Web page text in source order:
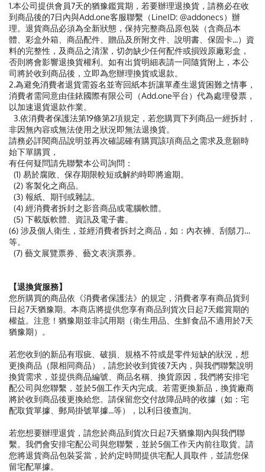
1.本公司提供會員7天的猶豫鑑賞期，若要辦理退換貨，請務必在收
到商品後的7日內與Add.one客服聯繫（LineID: @addonecs）辦
理。退貨商品必須為全新狀態，保持完整商品原包裝（含商品本
體、彩盒外箱、商品配件、贈品及所附文件、說明書、保固卡...）資
料的完整性，及商品之清潔，切勿缺少任何配件或損毀原廠彩盒，
否則將會影響退換貨權利。如有出貨明細表請一同隨貨附上，本公
司將於收到商品後，立即為您辦理換貨或退款。
2.為避免消費者退貨需簽名並寄回紙本折讓單產生退貨困難之情事，
消費者需同意由佳銥國際有限公司（Add.one平台）代為處理發票，
以加速退貨退款作業。
3.依消費者保護法第19條第2項規定，若您購買下列商品一經拆封，
非因無內容或無法使用之狀況即無法退換貨。
請務必詳閱商品說明並再次確認確有購買該項商品之需求及意願時
始下單購買，
有任何疑問請先聯繫本公司詢問：
(1) 易於腐敗、保存期限較短或解約時即將逾期。
(2) 客製化之商品。
(3) 報紙、期刊或雜誌。
(4) 經消費者拆封之影音商品或電腦軟體。
(5) 下載版軟體、資訊及電子書。
(6) 涉及個人衛生，並經消費者拆封之商品，如：內衣褲、刮鬍刀…
等。
(7) 藝文展覽票券、藝文表演票券。
【退換貨服務】
您所購買的商品依《消費者保護法》的規定，消費者享有商品貨到
日起7天猶豫期。本商店將提供您享有商品到貨次日起7天鑑賞期的
權益。注意！猶豫期並非試用期（衛生用品、生鮮食品不適用於7天
猶豫期）。
若您收到的新品有瑕疵、破損、規格不符或是零件短缺的狀況，想
更換商品（限相同商品），請您於收到貨後7天內，與我們聯繫說明
換貨需求，並提供商品編號、商品名稱、換貨原因，我們將安排宅
配公司與您聯繫，並於5個工作天內完成。若需更換新品，換貨廠商
將於收到商品後更換給您。請保留您交付故障品時的收據（如：宅
配取貨單據、郵局掛號單據...等），以利日後查詢。
若您想要辦理退貨，請您於商品到貨次日起7天猶豫期內與我們聯
繫。我們會安排宅配公司與您聯繫，並於5個工作天內前往取貨。請
您將退貨商品包裝妥當，於約定時間提供宅配人員取件，並請您保
留宅配單據。